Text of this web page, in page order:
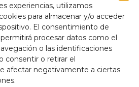
experiencias, utilizamos
para almacenar y/o acceder
El consentimiento de
procesar datos como el
o las identificaciones
consentir o retirar el
afectar negativamente a ciertas
anti-ultravioleta e
de 2 mm.
de 38 mícrons para isolamento.
de 2 mm.
38 mícrons.
de 2 mm.
38 mícrons.